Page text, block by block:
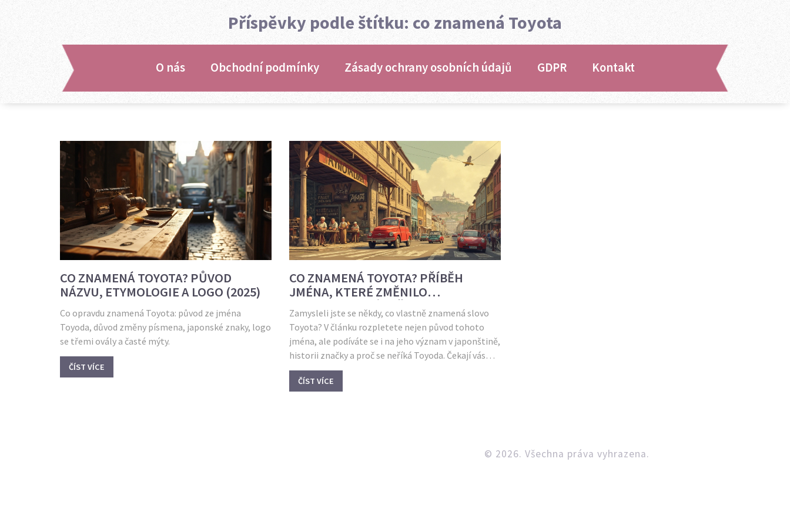
Příspěvky podle štítku: co znamená Toyota
O nás Obchodní podmínky Zásady ochrany osobních údajů GDPR Kontakt
CO ZNAMENÁ TOYOTA? PŮVOD
NÁZVU, ETYMOLOGIE A LOGO (2025)
Co opravdu znamená Toyota: původ ze jména
Toyoda, důvod změny písmena, japonské znaky, logo
se třemi ovály a časté mýty.
ČÍST VÍCE
CO ZNAMENÁ TOYOTA? PŘÍBĚH
JMÉNA, KTERÉ ZMĚNILO
AUTOMOBILOVÝ SVĚT
Zamysleli jste se někdy, co vlastně znamená slovo
Toyota? V článku rozpletete nejen původ tohoto
jména, ale podíváte se i na jeho význam v japonštině,
historii značky a proč se neříká Toyoda. Čekají vás
tipy na rozpoznání pravých vozů Toyota a
zajímavosti, které jste možná nikdy neslyšeli. Tohle
ČÍST VÍCE
© 2026. Všechna práva vyhrazena.